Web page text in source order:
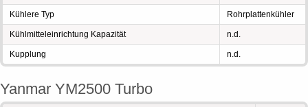
Kühlere Typ Rohrplattenkühler
Kühlmitteleinrichtung Kapazität n.d.
Kupplung n.d.
Yanmar YM2500 Turbo